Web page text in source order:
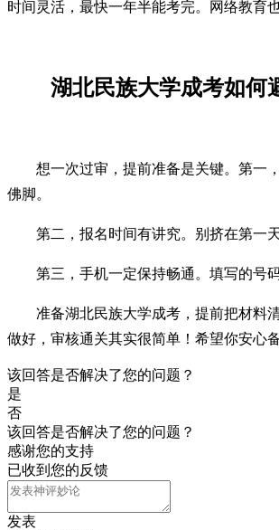
时间灵活，最快一年半能考完。网络教育
湖北民族大学成考如何
想一次过审，提前准备是关键。第一
佛脚。
第二，报名时间有讲究。别挤在第一
第三，手机一定保持畅通。填写的号
准备湖北民族大学成考，提前把材料
做好，审核通关其实很简单！希望你安心
该回答是否解决了您的问题？
是
否
该回答是否解决了您的问题？
感谢您的支持
已收到您的反馈
发表